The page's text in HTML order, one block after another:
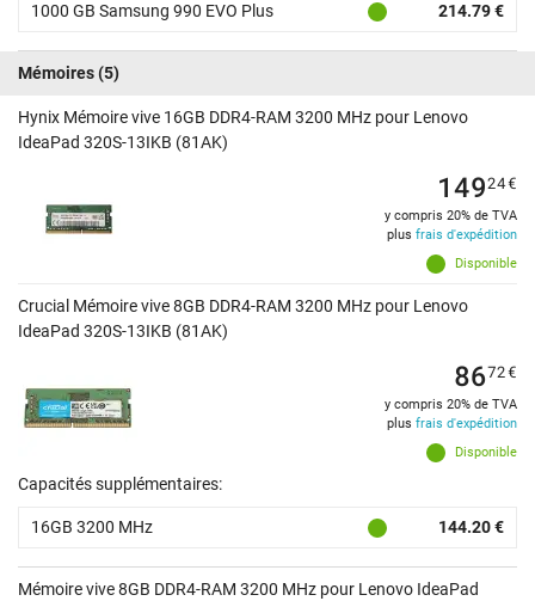
1000 GB Samsung 990 EVO Plus 214.79 €
Mémoires(5)
Hynix Mémoire vive 16GB DDR4-RAM 3200 MHz pour Lenovo
IdeaPad 320S-13IKB (81AK)
Disponible
14924€
y compris 20% de TVA
plus frais d'expédition
Crucial Mémoire vive 8GB DDR4-RAM 3200 MHz pour Lenovo
IdeaPad 320S-13IKB (81AK)
Disponible
8672€
y compris 20% de TVA
plus frais d'expédition
Capacités supplémentaires:
16GB 3200 MHz 144.20 €
Mémoire vive 8GB DDR4-RAM 3200 MHz pour Lenovo IdeaPad